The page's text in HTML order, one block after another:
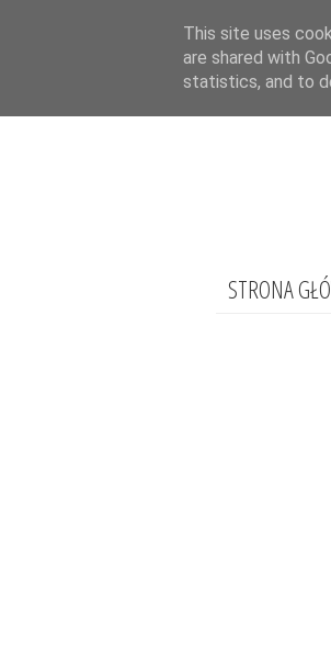
STRONA
This site uses
are shared with
statistics, and to